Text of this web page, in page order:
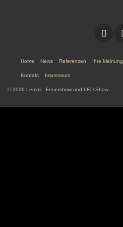
Home News Referenzen Ihre Meinung
Kontakt Impressum
© 2026 Lemmi - Feuershow und LED-Show